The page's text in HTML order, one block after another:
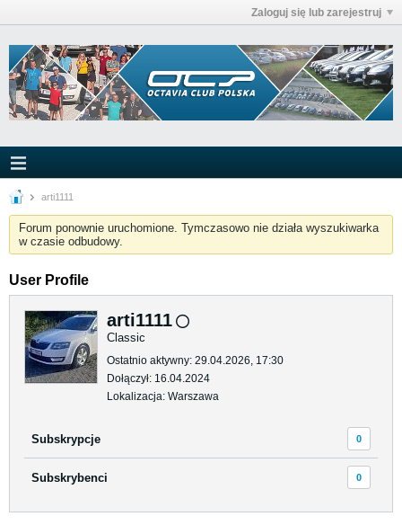
Zaloguj się lub zarejestruj
arti1111
Forum ponownie uruchomione. Tymczasowo nie działa wyszukiwarka
w czasie odbudowy.
User Profile
arti1111
Classic
Ostatnio aktywny: 29.04.2026, 17:30
Dołączył: 16.04.2024
Lokalizacja: Warszawa
Subskrypcje 0
Subskrybenci 0